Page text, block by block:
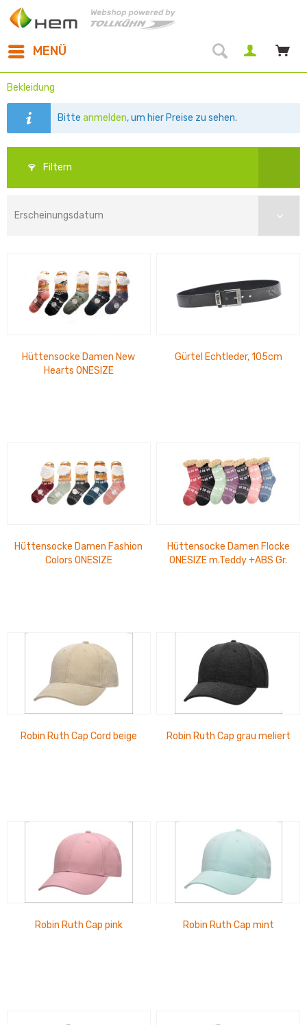
MENÜ
Bekleidung
Bitteanmelden, um hier Preise zu sehen.
Filtern
Hüttensocke Damen New
Hearts ONESIZE
Gürtel Echtleder, 105cm
Hüttensocke Damen Fashion
Colors ONESIZE
Hüttensocke Damen Flocke
ONESIZE m.Teddy +ABS Gr.
Robin Ruth Cap Cord beige Robin Ruth Cap grau meliert
Robin Ruth Cap pink Robin Ruth Cap mint